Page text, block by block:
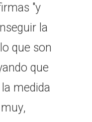
"y
la
que son
que
medida